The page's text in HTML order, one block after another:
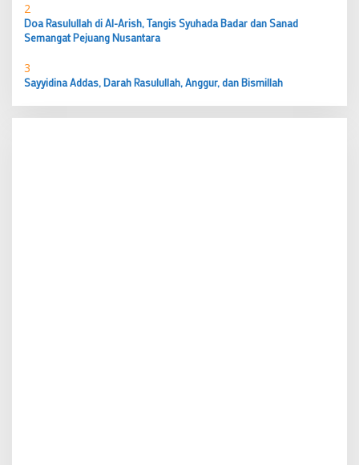
2
Doa Rasulullah di Al-Arish, Tangis Syuhada Badar dan Sanad
Semangat Pejuang Nusantara
3
Sayyidina Addas, Darah Rasulullah, Anggur, dan Bismillah